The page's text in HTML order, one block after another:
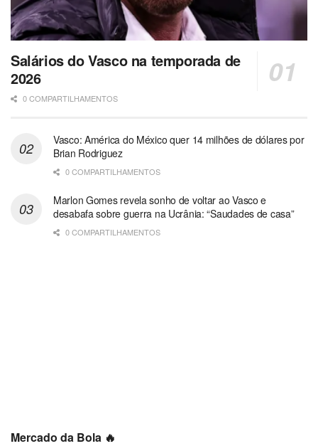
Salários do Vasco na temporada de
2026
0 COMPARTILHAMENTOS
Vasco: América do México quer 14 milhões de dólares por
Brian Rodriguez
0 COMPARTILHAMENTOS
Marlon Gomes revela sonho de voltar ao Vasco e
desabafa sobre guerra na Ucrânia: “Saudades de casa”
0 COMPARTILHAMENTOS
Mercado da Bola 🔥